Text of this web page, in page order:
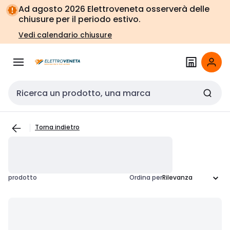
Vai alla
navigazione
Vai
alla
pagina
Ad agosto 2026 Elettroveneta osserverà delle
chiusure per il periodo estivo.
Vedi calendario chiusure
Cerca input
Torna indietro
prodotto Ordina per